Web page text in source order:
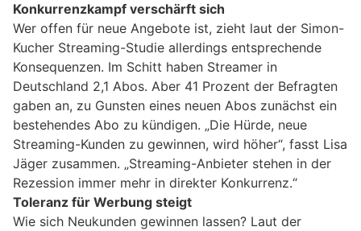
Konkurrenzkampf verschärft sich
Wer offen für neue Angebote ist, zieht laut der Simon-
Kucher Streaming-Studie allerdings entsprechende
Konsequenzen. Im Schitt haben Streamer in
Deutschland 2,1 Abos. Aber 41 Prozent der Befragten
gaben an, zu Gunsten eines neuen Abos zunächst ein
bestehendes Abo zu kündigen. „Die Hürde, neue
Streaming-Kunden zu gewinnen, wird höher“, fasst Lisa
Jäger zusammen. „Streaming-Anbieter stehen in der
Rezession immer mehr in direkter Konkurrenz.“
Toleranz für Werbung steigt
Wie sich Neukunden gewinnen lassen? Laut der